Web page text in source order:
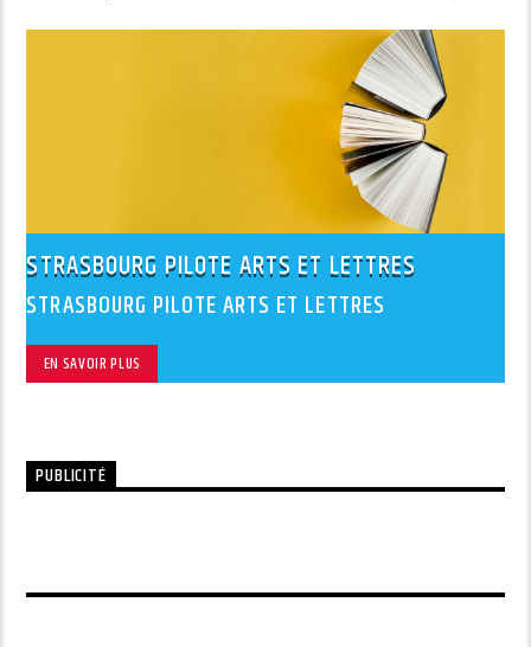
STRASBOURG PILOTE ARTS ET LETTRES
STRASBOURG PILOTE ARTS ET LETTRES
EN SAVOIR PLUS
PUBLICITÉ